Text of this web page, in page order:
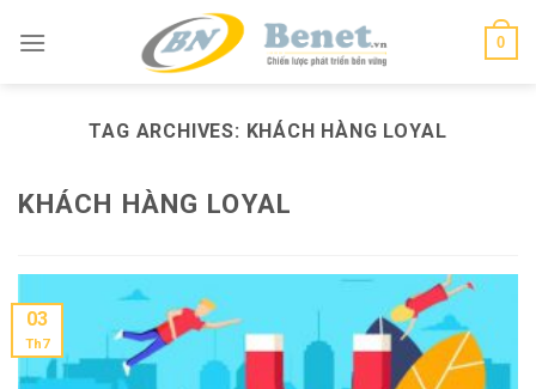
0
TAG ARCHIVES: KHÁCH HÀNG LOYAL
KHÁCH HÀNG LOYAL
03
Th7